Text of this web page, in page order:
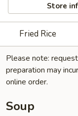
Store
Fried Rice
Please note:
preparation may
online order.
Soup